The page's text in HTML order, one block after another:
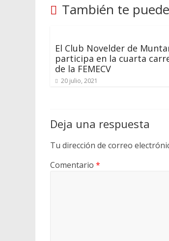
También te
El Club Novelder de
participa en la cuarta
de la FEMECV
20 julio, 2021
Deja una respuesta
Tu dirección de correo
Comentario *